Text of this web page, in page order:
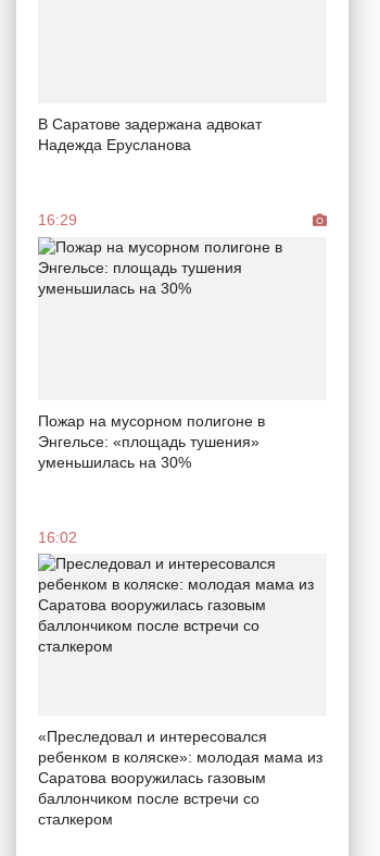
В Саратове задержана адвокат
Надежда Ерусланова
16:29
Пожар на мусорном полигоне в
Энгельсе: «площадь тушения»
уменьшилась на 30%
16:02
«Преследовал и интересовался
ребенком в коляске»: молодая мама из
Саратова вооружилась газовым
баллончиком после встречи со
сталкером